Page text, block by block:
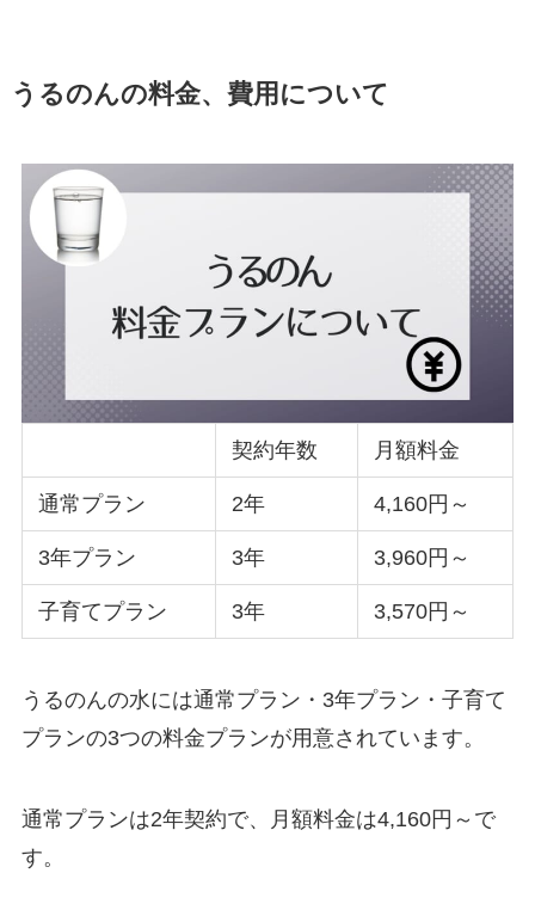
うるのんの料金、費用について
契約年数 月額料金
通常プラン 2年 4,160円～
3年プラン 3年 3,960円～
子育てプラン 3年 3,570円～
うるのんの水には通常プラン・3年プラン・子育て
プランの3つの料金プランが用意されています。
通常プランは2年契約で、月額料金は4,160円～で
す。